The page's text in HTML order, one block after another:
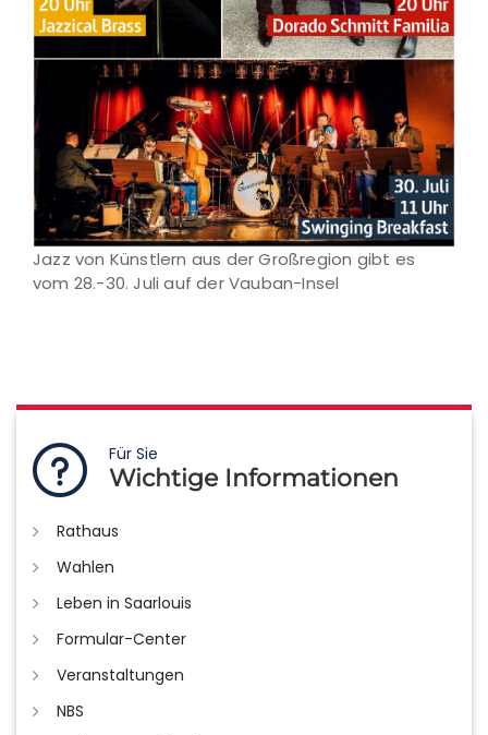
Jazz von Künstlern aus der Großregion gibt es
vom 28.-30. Juli auf der Vauban-Insel
Für Sie
Wichtige Informationen
Rathaus
Wahlen
Leben in Saarlouis
Formular-Center
Veranstaltungen
NBS